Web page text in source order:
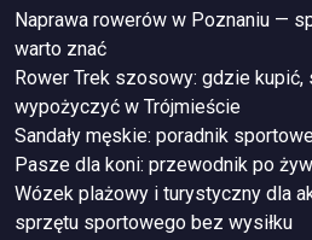
Naprawa rowerów w Poznaniu —
warto znać
Rower Trek szosowy: gdzie
wypożyczyć w Trójmieście
Sandały męskie: poradnik
Pasze dla koni: przewodnik po
Wózek plażowy i turystyczny dla
sprzętu sportowego bez wysiłku